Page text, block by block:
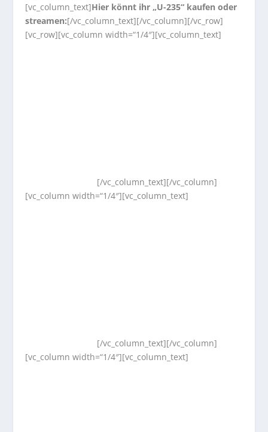
[vc_column_text]Hier könnt ihr „U-235“ kaufen oder
streamen:[/vc_column_text][/vc_column][/vc_row]
[vc_row][vc_column width=“1/4″][vc_column_text]
[/vc_column_text][/vc_column]
[vc_column width=“1/4″][vc_column_text]
[/vc_column_text][/vc_column]
[vc_column width=“1/4″][vc_column_text]